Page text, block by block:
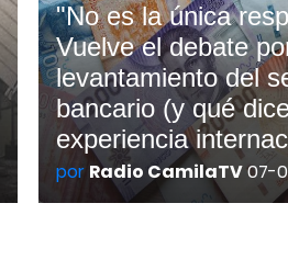
"No es la única
Vuelve el debate
levantamiento del
bancario (y qué
experiencia
por Radio CamilaTV07-